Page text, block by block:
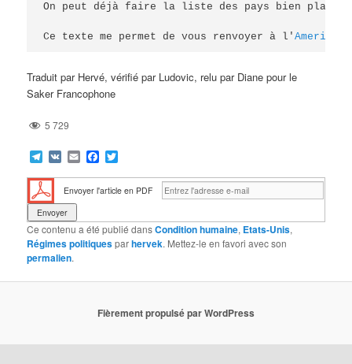
On peut déjà faire la liste des pays bien
Ce texte me permet de vous renvoyer à l'American
Traduit par Hervé, vérifié par Ludovic, relu par Diane pour le
Saker Francophone
5 729
Telegram
VK EmailFacebook
Envoyer l'article en PDF
Ce contenu a été publié dansCondition humaine, Etats-Unis,
Régimes politiquesparhervek. Mettez-le en favori avec son
permalien.
Fièrement propulsé par WordPress